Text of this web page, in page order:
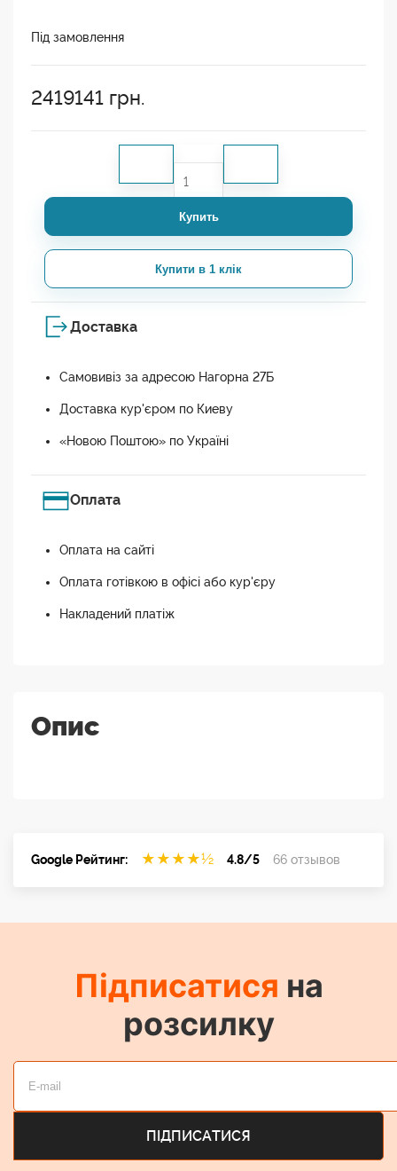
Під замовлення
2419141 грн.
Купить
Купити в 1 клік
Доставка
Самовивіз за адресою Нагорна 27Б
Доставка кур'єром по Киеву
«Новою Поштою» по Україні
Оплата
Оплата на сайті
Оплата готівкою в офісі або кур'єру
Накладений платіж
Опис
Google Рейтинг: ★ ★ ★ ★½ 4.8/5 66 отзывов
Підписатися на
розсилку